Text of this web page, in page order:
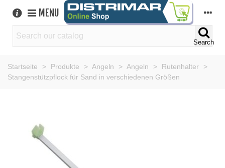
MENU
Search
Startseite > Produkte > Angeln > Angeln > Rutenhalter
>
Stangenstützpflock für Sand in verschiedenen Größen